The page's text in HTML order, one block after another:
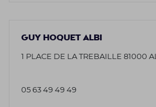
GUY HOQUET ALBI
1 PLACE DE LA TREBAILLE 81000
05 63 49 49 49